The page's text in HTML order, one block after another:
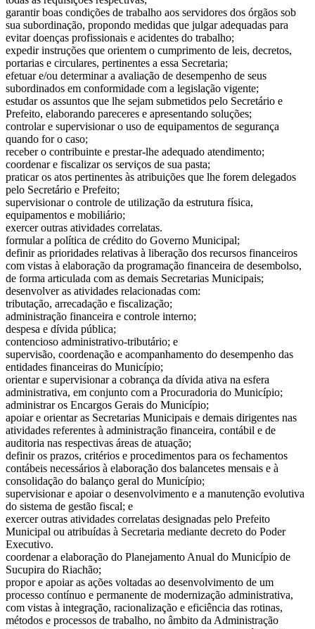
garantir boas condições de trabalho aos servidores dos órgãos sob
sua subordinação, propondo medidas que julgar adequadas para
evitar doenças profissionais e acidentes do trabalho;
expedir instruções que orientem o cumprimento de leis, decretos,
portarias e circulares, pertinentes a essa Secretaria;
efetuar e/ou determinar a avaliação de desempenho de seus
subordinados em conformidade com a legislação vigente;
estudar os assuntos que lhe sejam submetidos pelo Secretário e
Prefeito, elaborando pareceres e apresentando soluções;
controlar e supervisionar o uso de equipamentos de segurança
quando for o caso;
receber o contribuinte e prestar-lhe adequado atendimento;
coordenar e fiscalizar os serviços de sua pasta;
praticar os atos pertinentes às atribuições que lhe forem delegados
pelo Secretário e Prefeito;
supervisionar o controle de utilização da estrutura física,
equipamentos e mobiliário;
exercer outras atividades correlatas.
formular a política de crédito do Governo Municipal;
definir as prioridades relativas à liberação dos recursos financeiros
com vistas à elaboração da programação financeira de desembolso,
de forma articulada com as demais Secretarias Municipais;
desenvolver as atividades relacionadas com:
tributação, arrecadação e fiscalização;
administração financeira e controle interno;
despesa e dívida pública;
contencioso administrativo-tributário; e
supervisão, coordenação e acompanhamento do desempenho das
entidades financeiras do Município;
orientar e supervisionar a cobrança da dívida ativa na esfera
administrativa, em conjunto com a Procuradoria do Município;
administrar os Encargos Gerais do Município;
apoiar e orientar as Secretarias Municipais e demais dirigentes nas
atividades referentes à administração financeira, contábil e de
auditoria nas respectivas áreas de atuação;
definir os prazos, critérios e procedimentos para os fechamentos
contábeis necessários à elaboração dos balancetes mensais e à
consolidação do balanço geral do Município;
supervisionar e apoiar o desenvolvimento e a manutenção evolutiva
do sistema de gestão fiscal; e
exercer outras atividades correlatas designadas pelo Prefeito
Municipal ou atribuídas à Secretaria mediante decreto do Poder
Executivo.
coordenar a elaboração do Planejamento Anual do Município de
Sucupira do Riachão;
propor e apoiar as ações voltadas ao desenvolvimento de um
processo contínuo e permanente de modernização administrativa,
com vistas à integração, racionalização e eficiência das rotinas,
métodos e processos de trabalho, no âmbito da Administração